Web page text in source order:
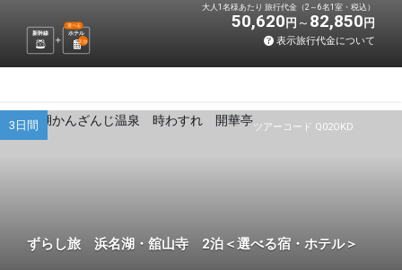
新幹線 ホテル
選べる
2泊
大人1名様あたり 旅行代金（2～6名1室・税込）
50,620 円 82,850 円
表示旅行代金について
ツアーコード Q02OKD
3日間
ずらし旅 浜名湖・舘山寺 2泊＜選べる宿・ホテル＞